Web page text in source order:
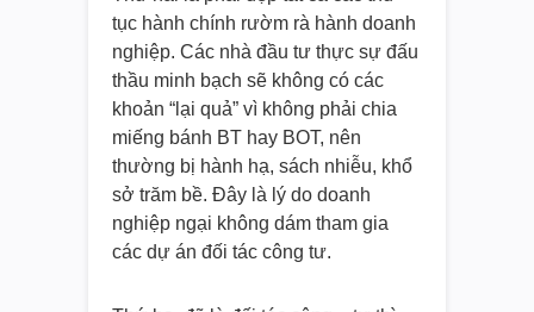
tục hành chính rườm rà hành doanh
nghiệp. Các nhà đầu tư thực sự đấu
thầu minh bạch sẽ không có các
khoản “lại quả” vì không phải chia
miếng bánh BT hay BOT, nên
thường bị hành hạ, sách nhiễu, khổ
sở trăm bề. Đây là lý do doanh
nghiệp ngại không dám tham gia
các dự án đối tác công tư.